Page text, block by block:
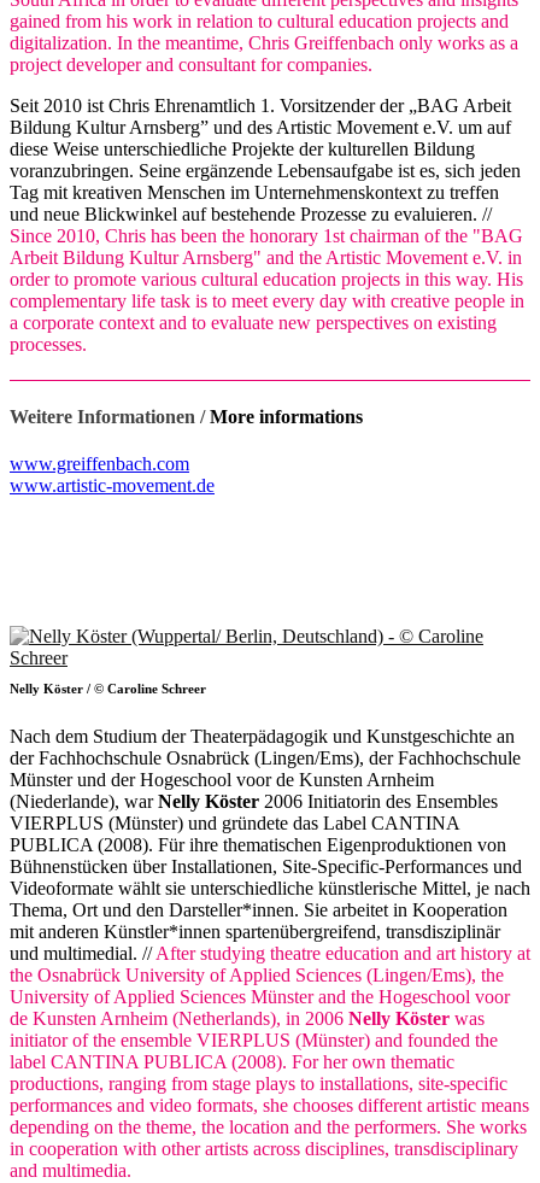
gained from his work in relation to cultural education projects and
digitalization. In the meantime, Chris Greiffenbach only works as a
project developer and consultant for companies.
Seit 2010 ist Chris Ehrenamtlich 1. Vorsitzender der „BAG Arbeit
Bildung Kultur Arnsberg” und des Artistic Movement e.V. um auf
diese Weise unterschiedliche Projekte der kulturellen Bildung
voranzubringen. Seine ergänzende Lebensaufgabe ist es, sich jeden
Tag mit kreativen Menschen im Unternehmenskontext zu treffen
und neue Blickwinkel auf bestehende Prozesse zu evaluieren. //
Since 2010, Chris has been the honorary 1st chairman of the "BAG
Arbeit Bildung Kultur Arnsberg" and the Artistic Movement e.V. in
order to promote various cultural education projects in this way. His
complementary life task is to meet every day with creative people in
a corporate context and to evaluate new perspectives on existing
processes.
Weitere Informationen /More informations
www.greiffenbach.com
www.artistic-movement.de
Nelly Köster / © Caroline Schreer
Nach dem Studium der Theaterpädagogik und Kunstgeschichte an
der Fachhochschule Osnabrück (Lingen/Ems), der Fachhochschule
Münster und der Hogeschool voor de Kunsten Arnheim
(Niederlande), warNelly Köster 2006 Initiatorin des Ensembles
VIERPLUS (Münster) und gründete das Label CANTINA
PUBLICA (2008). Für ihre thematischen Eigenproduktionen von
Bühnenstücken über Installationen, Site-Specific-Performances und
Videoformate wählt sie unterschiedliche künstlerische Mittel, je nach
Thema, Ort und den Darsteller*innen. Sie arbeitet in Kooperation
mit anderen Künstler*innen spartenübergreifend, transdisziplinär
und multimedial. //After studying theatre education and art history at
the Osnabrück University of Applied Sciences (Lingen/Ems), the
University of Applied Sciences Münster and the Hogeschool voor
de Kunsten Arnheim (Netherlands), in 2006 Nelly Köster was
initiator of the ensemble VIERPLUS (Münster) and founded the
label CANTINA PUBLICA (2008). For her own thematic
productions, ranging from stage plays to installations, site-specific
performances and video formats, she chooses different artistic means
depending on the theme, the location and the performers. She works
in cooperation with other artists across disciplines, transdisciplinary
and multimedia.